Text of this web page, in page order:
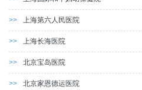
>> 上海第六人民医院
>> 上海长海医院
>> 北京宝岛医院
>> 北京家恩德运医院